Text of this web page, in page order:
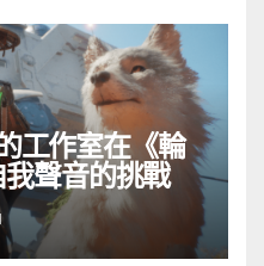
工作室在《輪
聲音的挑戰